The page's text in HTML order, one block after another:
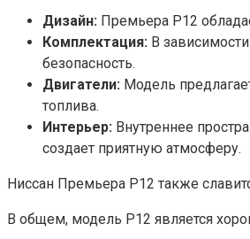
Дизайн: Премьера P12
Комплектация: В
безопасность.
Двигатели: Модель
топлива.
Интерьер: Внутреннее
создает приятную атмосферу.
Ниссан Премьера P12 также
В общем, модель P12 является